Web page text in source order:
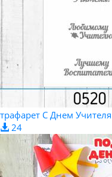
трафарет С Днем
24